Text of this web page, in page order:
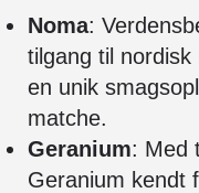
Noma:
tilgang til
en unik
matche.
Geranium: Med
Geranium kendt